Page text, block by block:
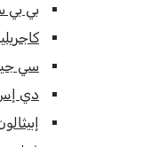
بي بي
سي
دي